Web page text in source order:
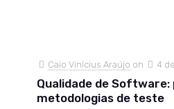
Caio Vinícius Araújo on 4
Qualidade de Software:
metodologias de teste